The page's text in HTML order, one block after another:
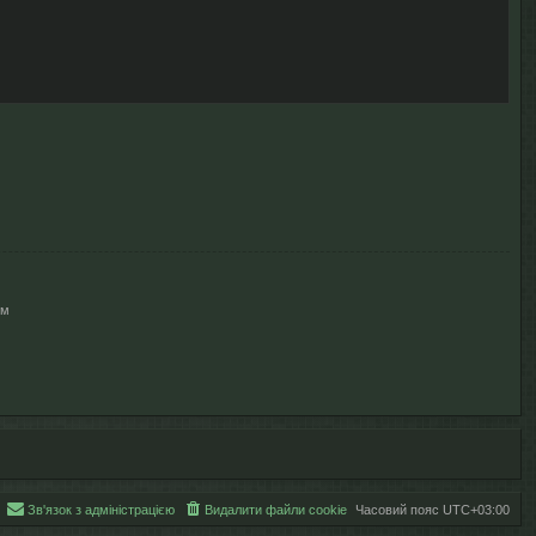
Часовий пояс UTC+03:00
Видалити файли cookie
Зв'язок з адміністрацією